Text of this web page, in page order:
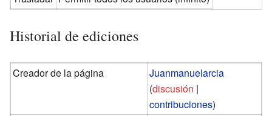
Historial de ediciones
Creador de la página
Juanmanuelarcia
(discusión |
contribuciones)